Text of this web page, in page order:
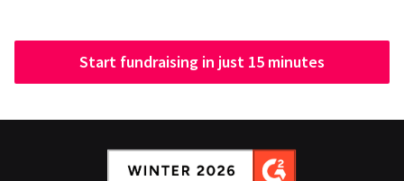
Start fundraising in just 15 minutes